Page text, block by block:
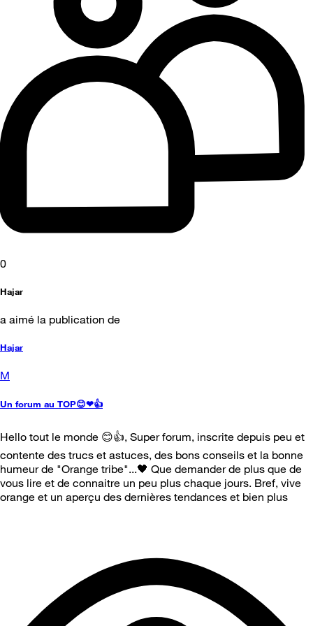
0
Hajar
a aimé la publication de
Hajar
M
Un forum au TOP😊❤👍
Hello tout le monde 😊👍, Super forum, inscrite depuis peu et
contente des trucs et astuces, des bons conseils et la bonne
humeur de "Orange tribe"...🖤 Que demander de plus que de
vous lire et de connaitre un peu plus chaque jours. Bref, vive
orange et un aperçu des dernières tendances et bien plus